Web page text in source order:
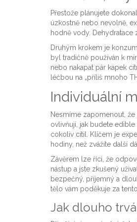
Přestože plánujete
úzkostně nebo nevolně,
hodně vody. Dehydratace
Druhým krokem je
byl tradičně používán k
nebo nakapat pár kapek
léčbou na „příliš mnoho
Individuální
Nesmíme zapomenout, že
ovlivňují, jak budete
cokoliv cítil. Klíčem je
hodiny, než zvážíte další
Závěrem lze říci, že
nástup a jste zkušený
bezpečný, příjemný a
tělo vám poděkuje za
Jak dlouho